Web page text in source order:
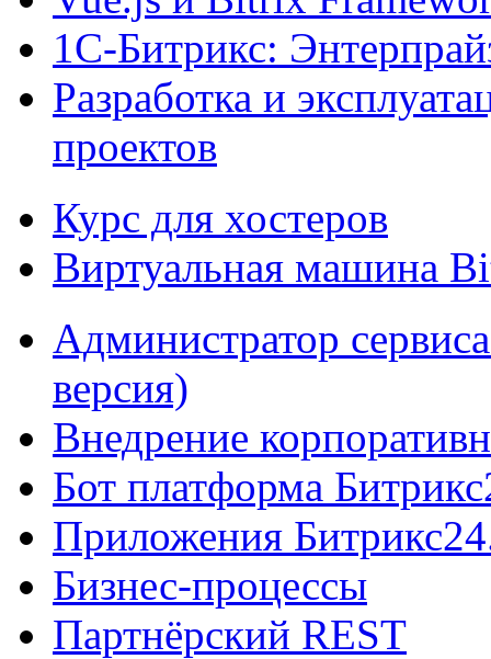
1С-Битрикс:
Разработка и
проектов
Курс для хостеров
Виртуальная машина
Администратор
версия)
Внедрение
Бот платформа
Приложения
Бизнес-процессы
Партнёрский REST